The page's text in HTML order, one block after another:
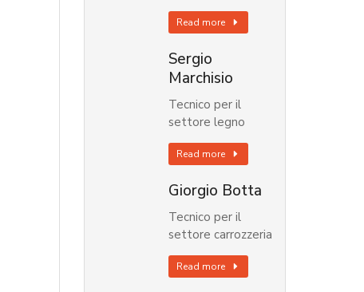
Read more
Sergio
Marchisio
Tecnico per il
settore legno
Read more
Giorgio Botta
Tecnico per il
settore carrozzeria
Read more